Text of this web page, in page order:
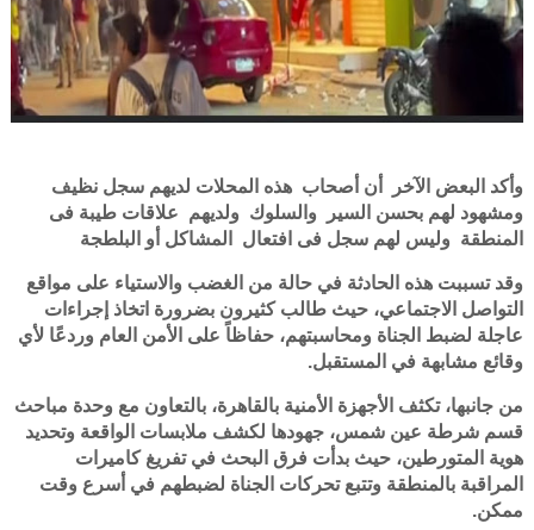
وأكد البعض الآخر أن أصحاب هذه المحلات لديهم سجل نظيف
ومشهود لهم بحسن السير والسلوك ولديهم علاقات طيبة فى
المنطقة وليس لهم سجل فى افتعال المشاكل أو البلطجة
وقد تسببت هذه الحادثة في حالة من الغضب والاستياء على مواقع
التواصل الاجتماعي، حيث طالب كثيرون بضرورة اتخاذ إجراءات
عاجلة لضبط الجناة ومحاسبتهم، حفاظاً على الأمن العام وردعًا لأي
وقائع مشابهة في المستقبل.
من جانبها، تكثف الأجهزة الأمنية بالقاهرة، بالتعاون مع وحدة مباحث
قسم شرطة عين شمس، جهودها لكشف ملابسات الواقعة وتحديد
هوية المتورطين، حيث بدأت فرق البحث في تفريغ كاميرات
المراقبة بالمنطقة وتتبع تحركات الجناة لضبطهم في أسرع وقت
ممكن.